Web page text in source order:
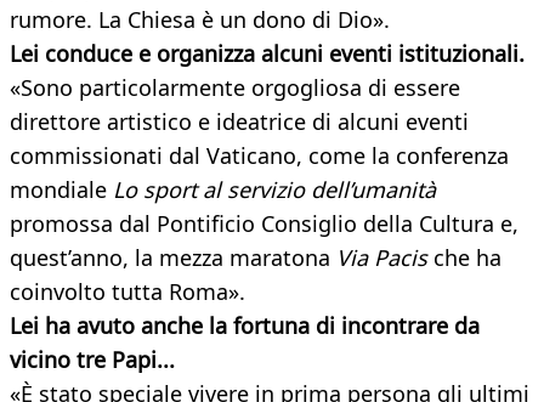
rumore. La Chiesa è un dono di Dio».
Lei conduce e organizza alcuni eventi istituzionali.
«Sono particolarmente orgogliosa di essere
direttore artistico e ideatrice di alcuni eventi
commissionati dal Vaticano, come la conferenza
mondiale Lo sport al servizio dell’umanità
promossa dal Pontificio Consiglio della Cultura e,
quest’anno, la mezza maratona Via Pacische ha
coinvolto tutta Roma».
Lei ha avuto anche la fortuna di incontrare da
vicino tre Papi...
«È stato speciale vivere in prima persona gli ultimi